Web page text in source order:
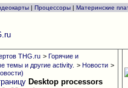
| Процессоры | Материнские
THG.ru > Горячие и
темы и другие activity. > Новости >
Desktop processors